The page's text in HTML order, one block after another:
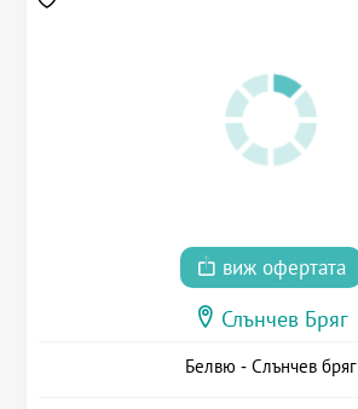
виж офертата
Слънчев Бряг
Белвю - Слънчев бряг